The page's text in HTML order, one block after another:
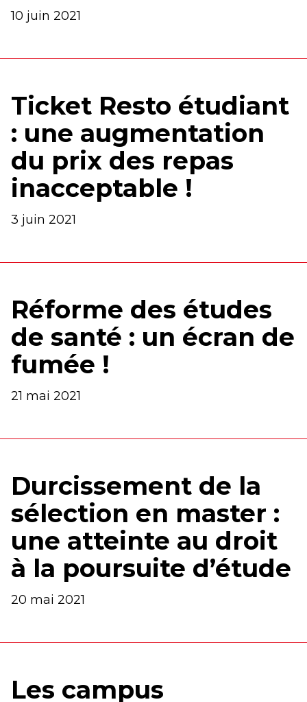
10 juin 2021
Ticket Resto étudiant
: une augmentation
du prix des repas
inacceptable !
3 juin 2021
Réforme des études
de santé : un écran de
fumée !
21 mai 2021
Durcissement de la
sélection en master :
une atteinte au droit
à la poursuite d’étude
20 mai 2021
Les campus